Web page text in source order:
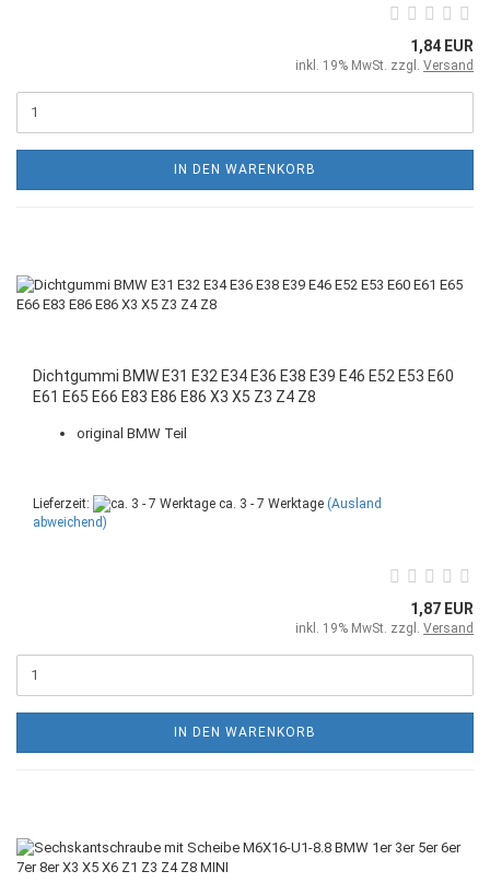
1,84 EUR
inkl. 19% MwSt. zzgl. Versand
IN DEN WARENKORB
Dichtgummi BMW E31 E32 E34 E36 E38 E39 E46 E52 E53 E60
E61 E65 E66 E83 E86 E86 X3 X5 Z3 Z4 Z8
original BMW Teil
Lieferzeit: ca. 3 - 7 Werktage (Ausland
abweichend)
1,87 EUR
inkl. 19% MwSt. zzgl. Versand
IN DEN WARENKORB